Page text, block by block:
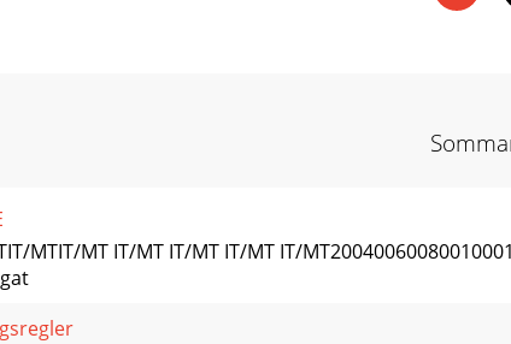
MTIT/MT IT/MT IT/MT IT/MT IT/